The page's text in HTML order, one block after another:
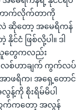
ောက်လိုက်တာကို
လဲ ဆိုတော့ အမေရိကန်
င်ငံ ဖြစ်လို့ပါ။ ဒါ
သူတွေကလည်း
တဲ့ လစ်ဟာချက် ကွက်လပ်
အာဖရိက၊ အရှေ့တောင်
ကို စိုးရိမ်မိပါ
တွက်ကတော့ အလွန်